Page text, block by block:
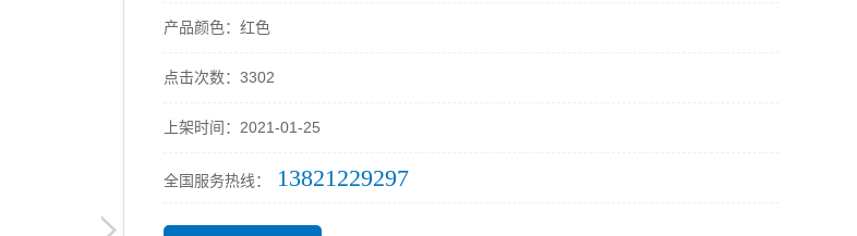
产品颜色：红色
点击次数：3302
上架时间：2021-01-25
全国服务热线： 13821229297